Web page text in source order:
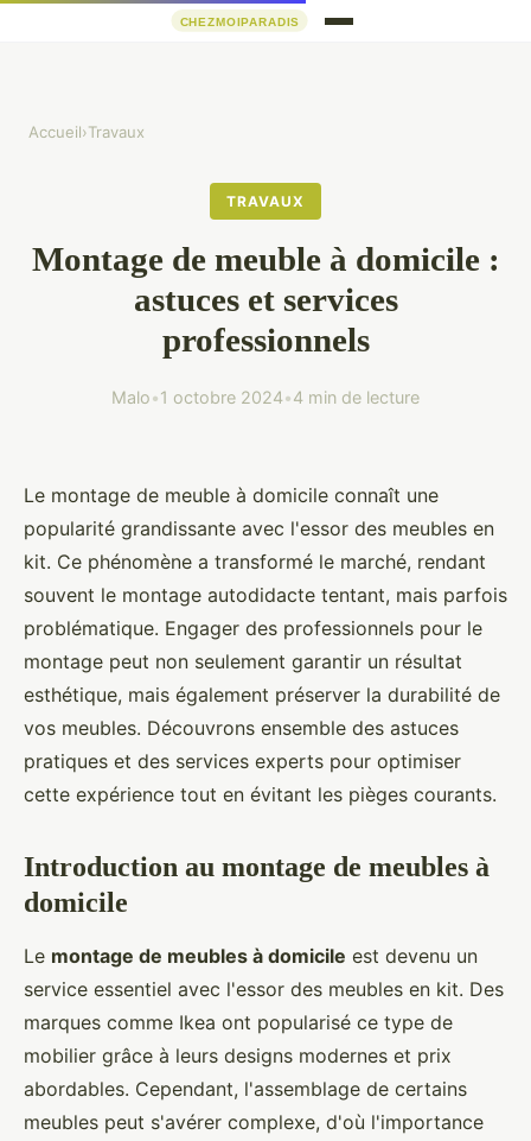
Accueil›Travaux
TRAVAUX
Montage de meuble à domicile :
astuces et services
professionnels
Malo•1 octobre 2024•4 min de lecture
Le montage de meuble à domicile connaît une
popularité grandissante avec l'essor des meubles en
kit. Ce phénomène a transformé le marché, rendant
souvent le montage autodidacte tentant, mais parfois
problématique. Engager des professionnels pour le
montage peut non seulement garantir un résultat
esthétique, mais également préserver la durabilité de
vos meubles. Découvrons ensemble des astuces
pratiques et des services experts pour optimiser
cette expérience tout en évitant les pièges courants.
Introduction au montage de meubles à
domicile
Le montage de meubles à domicile est devenu un
service essentiel avec l'essor des meubles en kit. Des
marques comme Ikea ont popularisé ce type de
mobilier grâce à leurs designs modernes et prix
abordables. Cependant, l'assemblage de certains
meubles peut s'avérer complexe, d'où l'importance